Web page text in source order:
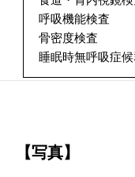
呼吸機能検査
骨密度検査
睡眠時無呼吸症
【写真】